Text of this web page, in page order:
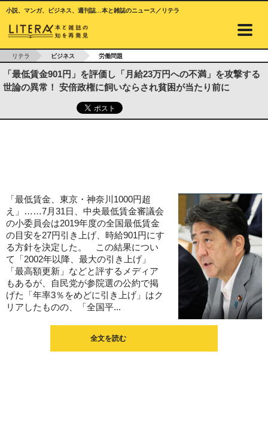
小説、マンガ、ビジネス、週刊誌…本と雑誌のニュース／リテラ
リテラ ビジネス 労働問題
「最低賃金901円」を評価し「月給23万円への不満」を攻撃する
世論の異常！ 安倍政権に飼いならされ貧困が当たり前に
「最低賃金、東京・神奈川1000円超
え」……7月31日、中央最低賃金審議会
の小委員会は2019年度の全国最低賃金
の目安を27円引き上げ、時給901円にす
る方針を決定した。 この結果につい
て「2002年以降、最大の引き上げ」
「最高額更新」などと評するメディア
もあるが、自民党が参院選の公約で掲
げた「年率3％をめどに引き上げ」はク
リアしたものの、「全国平...
全文を読む